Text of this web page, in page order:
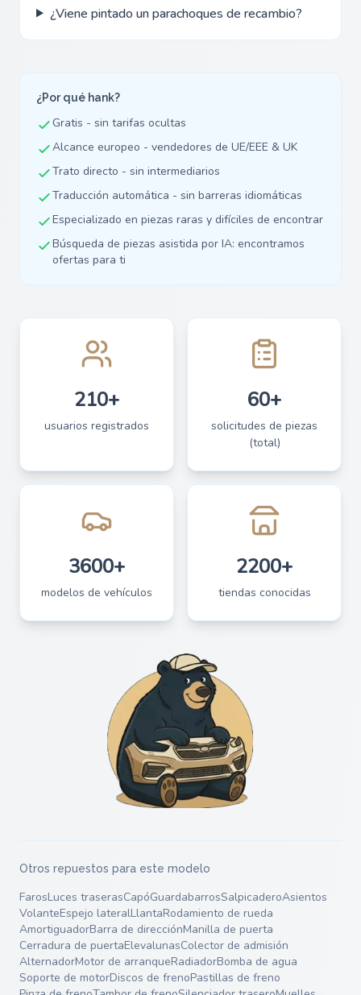
¿Viene pintado un parachoques de recambio?
¿Por qué hank?
Gratis - sin tarifas ocultas
Alcance europeo - vendedores de UE/EEE & UK
Trato directo - sin intermediarios
Traducción automática - sin barreras idiomáticas
Especializado en piezas raras y difíciles de encontrar
Búsqueda de piezas asistida por IA: encontramos
ofertas para ti
210+
usuarios registrados
60+
solicitudes de piezas
(total)
3600+
modelos de vehículos
2200+
tiendas conocidas
Otros repuestos para este modelo
FarosLuces traserasCapóGuardabarrosSalpicaderoAsientos
VolanteEspejo lateralLlantaRodamiento de rueda
AmortiguadorBarra de direcciónManilla de puerta
Cerradura de puertaElevalunasColector de admisión
AlternadorMotor de arranqueRadiadorBomba de agua
Soporte de motorDiscos de frenoPastillas de freno